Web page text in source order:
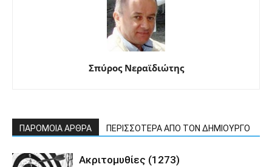
Σπύρος Νεραϊδιώτης
ΠΑΡΟΜΟΙΑ ΑΡΘΡΑ ΠΕΡΙΣΣΟΤΕΡΑ ΑΠΟ ΤΟΝ ΔΗΜΙΟΥΡΓΟ
Ακριτομυθίες (1273)